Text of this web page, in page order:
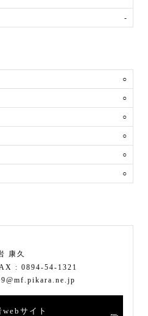
-
○
○
○
○
○
○
康久
: 0894-54-1321
webサイト